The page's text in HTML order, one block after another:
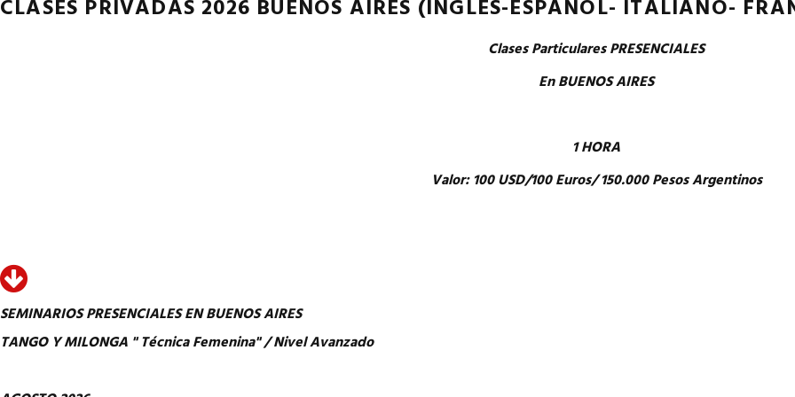
CLASES PRIVADAS 2026 BUENOS AIRES (INGLÉS-ESPAÑOL- ITALIANO-
Clases Particulares PRESENCIALES
En BUENOS AIRES
1 HORA
Valor: 100 USD/100 Euros/ 150.000 Pesos Argentinos
SEMINARIOS PRESENCIALES EN BUENOS AIRES
TANGO Y MILONGA " Técnica Femenina" / Nivel Avanzado